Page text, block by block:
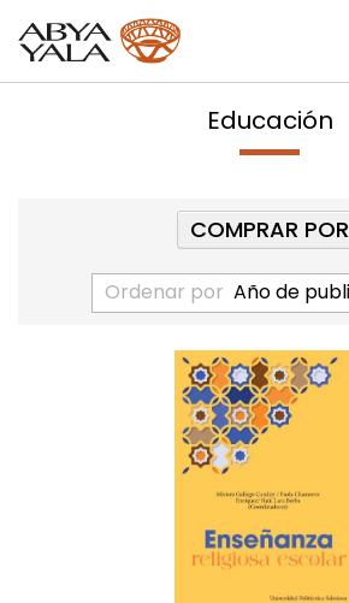
Educación
Ordenar por
COMPRAR POR